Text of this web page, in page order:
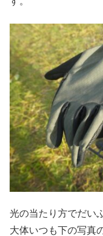
光の当たり方でだい
大体いつも下の写真